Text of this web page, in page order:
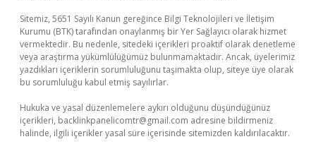
Sitemiz, 5651 Sayılı Kanun gereğince Bilgi Teknolojileri ve İletişim
Kurumu (BTK) tarafından onaylanmış bir Yer Sağlayıcı olarak hizmet
vermektedir. Bu nedenle, sitedeki içerikleri proaktif olarak denetleme
veya araştırma yükümlülüğümüz bulunmamaktadır. Ancak, üyelerimiz
yazdıkları içeriklerin sorumluluğunu taşımakta olup, siteye üye olarak
bu sorumluluğu kabul etmiş sayılırlar.
Hukuka ve yasal düzenlemelere aykırı olduğunu düşündüğünüz
içerikleri, backlinkpanelicomtr@gmail.com adresine bildirmeniz
halinde, ilgili içerikler yasal süre içerisinde sitemizden kaldırılacaktır.